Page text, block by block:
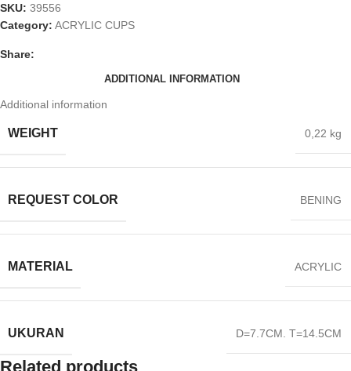
SKU: 39556
Category: ACRYLIC CUPS
Share:
ADDITIONAL INFORMATION
Additional information
WEIGHT 0,22 kg
REQUEST COLOR BENING
MATERIAL ACRYLIC
UKURAN D=7.7CM. T=14.5CM
Related products